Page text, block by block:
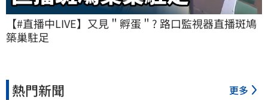
【#直播中LIVE】又見＂孵蛋＂? 路口監視器直播斑鳩
築巢駐足
熱門新聞 更多